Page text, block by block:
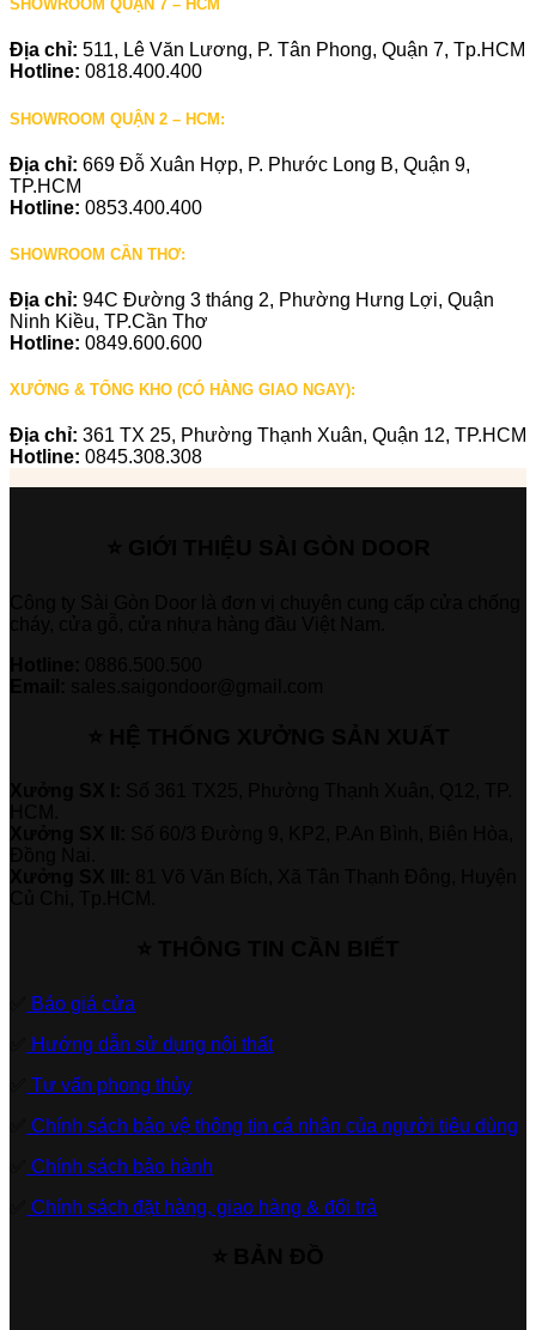
SHOWROOM QUẬN 7 – HCM
Địa chỉ: 511, Lê Văn Lương, P. Tân Phong, Quận 7, Tp.HCM
Hotline: 0818.400.400
SHOWROOM QUẬN 2 – HCM:
Địa chỉ: 669 Đỗ Xuân Hợp, P. Phước Long B, Quận 9,
TP.HCM
Hotline: 0853.400.400
SHOWROOM CẦN THƠ:
Địa chỉ: 94C Đường 3 tháng 2, Phường Hưng Lợi, Quận
Ninh Kiều, TP.Cần Thơ
Hotline: 0849.600.600
XƯỞNG & TỔNG KHO (CÓ HÀNG GIAO NGAY):
Địa chỉ: 361 TX 25, Phường Thạnh Xuân, Quận 12, TP.HCM
Hotline: 0845.308.308
Báo giá cửa
Hướng dẫn sử dụng nội thất
Tư vấn phong thủy
Chính sách bảo vệ thông tin cá nhân của người tiêu dùng
Chính sách bảo hành
Chính sách đặt hàng, giao hàng & đổi trả